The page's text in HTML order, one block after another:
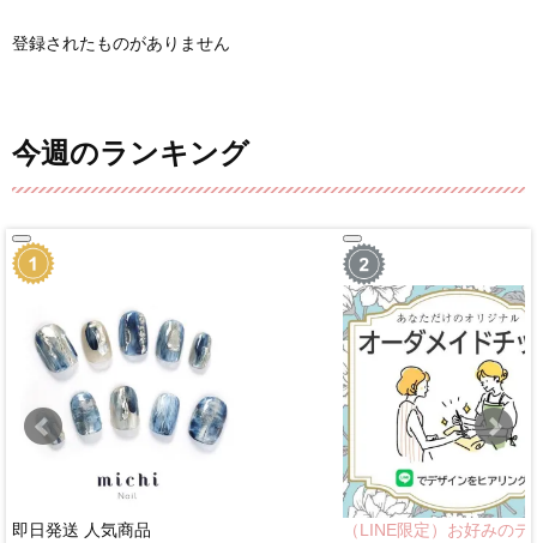
登録されたものがありません
今週のランキング
即日発送 人気商品
（LINE限定）お好みのデ